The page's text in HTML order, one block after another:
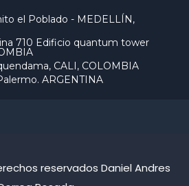
el Poblado - MEDELLÍN,
710 Edificio quantum tower
CALI, COLOMBIA
ARGENTINA
reservados Daniel Andres